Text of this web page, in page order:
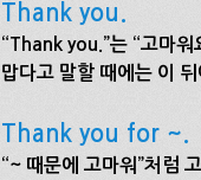
Thank you.
“Thank you.”는 “고마
맙다고 말할 때에는 이
Thank you for ~.
“~ 때문에 고마워”처럼